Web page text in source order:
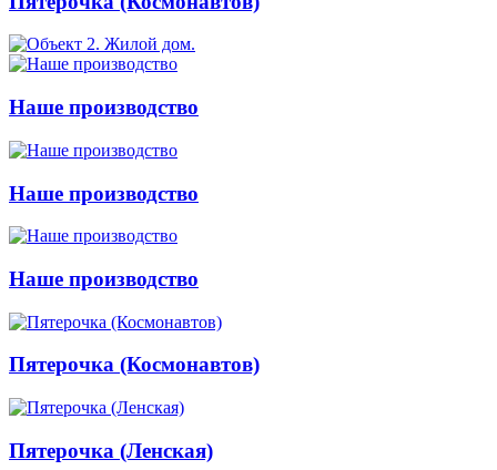
Наше производство
Наше производство
Наше производство
Пятерочка (Космонавтов)
Пятерочка (Ленская)